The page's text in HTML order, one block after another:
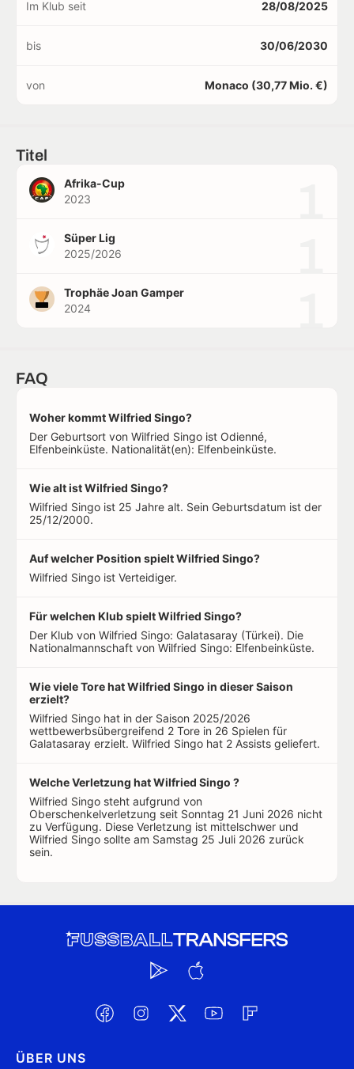
Im Klub seit 28/08/2025
bis 30/06/2030
von Monaco (30,77 Mio. €)
Titel
Afrika-Cup
2023
Süper Lig
2025/2026
Trophäe Joan Gamper
2024
FAQ
Woher kommt Wilfried Singo?
Der Geburtsort von Wilfried Singo ist Odienné,
Elfenbeinküste. Nationalität(en): Elfenbeinküste.
Wie alt ist Wilfried Singo?
Wilfried Singo ist 25 Jahre alt. Sein Geburtsdatum ist der
25/12/2000.
Auf welcher Position spielt Wilfried Singo?
Wilfried Singo ist Verteidiger.
Für welchen Klub spielt Wilfried Singo?
Der Klub von Wilfried Singo: Galatasaray (Türkei). Die
Nationalmannschaft von Wilfried Singo: Elfenbeinküste.
Wie viele Tore hat Wilfried Singo in dieser Saison
erzielt?
Wilfried Singo hat in der Saison 2025/2026
wettbewerbsübergreifend 2 Tore in 26 Spielen für
Galatasaray erzielt. Wilfried Singo hat 2 Assists geliefert.
Welche Verletzung hat Wilfried Singo ?
Wilfried Singo steht aufgrund von
Oberschenkelverletzung seit Sonntag 21 Juni 2026 nicht
zu Verfügung. Diese Verletzung ist mittelschwer und
Wilfried Singo sollte am Samstag 25 Juli 2026 zurück
sein.
ÜBER UNS